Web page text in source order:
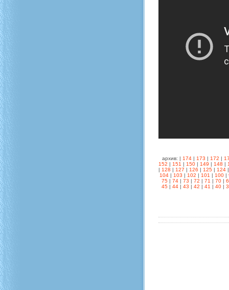
архив: | 174 | 173 | 172 |
152 | 151 | 150 | 149 | 148 |
| 128 | 127 | 126 | 125 | 124
104 | 103 | 102 | 101 | 100 |
75 |74 |73 |72 |71 |70 |
45 |44 |43 |42 |41 |40 |